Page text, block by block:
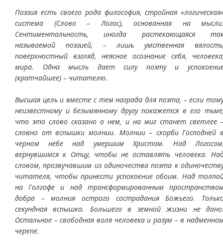
Поэзия есть своего рода философия, стройная
система (Слово – Логос), основанная на
Сентиментальность, иногда растекающаяся
называемой поэзией, – лишь умственная
поверхностный взгляд, неясное осознание себя,
мира. Одна мысль дает силу поэту и
(кратчайшее) – читателю.
Высшая цель и вместе с тем награда для поэта, – если
неизвестному и безымянному другу покажется в его
что это слово сказано о нем, и на миг станет светлее
словно от вспышки молнии. Молнии – скорби Господней
черном небе над умершим Христом. Над
вернувшимся к Отцу, чтобы не оставлять человека.
словом, прозвучавшим из одиночества поэта к
читателя, чтобы принести успокоение обоим. Над
на Голгофе и над трансформированным
добра – молния острого сострадания Божьего.
секундная вспышка. Большего в земной жизни не
Остальное – свободная воля человека и разум – в
черепе.